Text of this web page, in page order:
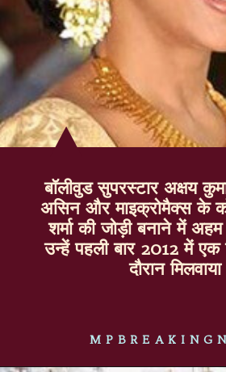
बॉलीवुड सुपरस्टार अक्षय
असिन और माइक्रोमैक्स के
शर्मा की जोड़ी बनाने में अहम
उन्हें पहली बार 2012 में
दौरान